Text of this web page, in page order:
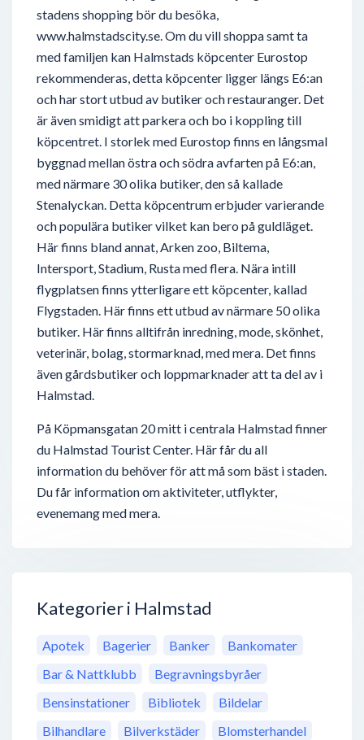
stadens shopping bör du besöka,
www.halmstadscity.se. Om du vill shoppa samt ta
med familjen kan Halmstads köpcenter Eurostop
rekommenderas, detta köpcenter ligger längs E6:an
och har stort utbud av butiker och restauranger. Det
är även smidigt att parkera och bo i koppling till
köpcentret. I storlek med Eurostop finns en långsmal
byggnad mellan östra och södra avfarten på E6:an,
med närmare 30 olika butiker, den så kallade
Stenalyckan. Detta köpcentrum erbjuder varierande
och populära butiker vilket kan bero på guldläget.
Här finns bland annat, Arken zoo, Biltema,
Intersport, Stadium, Rusta med flera. Nära intill
flygplatsen finns ytterligare ett köpcenter, kallad
Flygstaden. Här finns ett utbud av närmare 50 olika
butiker. Här finns alltifrån inredning, mode, skönhet,
veterinär, bolag, stormarknad, med mera. Det finns
även gårdsbutiker och loppmarknader att ta del av i
Halmstad.
På Köpmansgatan 20 mitt i centrala Halmstad finner
du Halmstad Tourist Center. Här får du all
information du behöver för att må som bäst i staden.
Du får information om aktiviteter, utflykter,
evenemang med mera.
Kategorier i Halmstad
Apotek Bagerier Banker
Bankomater
Bar & Nattklubb
Begravningsbyråer
Bensinstationer
Bibliotek
Bildelar
Bilhandlare
Bilverkstäder
Blomsterhandel